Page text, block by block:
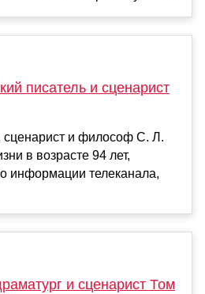
писатель и сценарист
сценарист и философ С. Л.
в возрасте 94 лет,
информации телеканала,
и сценарист Том